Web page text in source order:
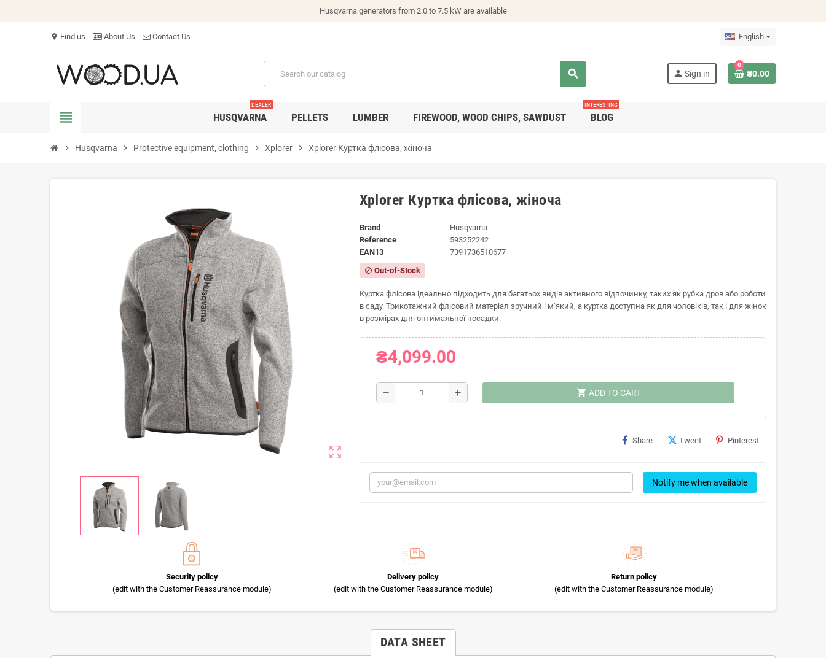
Husqvarna generators from 2.0 to 7.5 kW are available
location_on Find us About Us Contact Us English
search person Sign in
0
₴0.00
view_headline HUSQVARNA
DEALER
PELLETS LUMBER FIREWOOD, WOOD CHIPS, SAWDUST BLOG
INTERESTING
chevron_right Husqvarna chevron_right Protective equipment, clothing chevron_right Xplorer chevron_right Xplorer Куртка флісова, жіноча
zoom_out_map
Xplorer Куртка флісова, жіноча
Brand
Husqvarna
Reference
593252242
EAN13
7391736510677
block Out-of-Stock
Куртка флісова ідеально підходить для багатьох видів активного відпочинку, таких як рубка дров або роботи
в саду. Трикотажний флісовий матеріал зручний і м’який, а куртка доступна як для чоловіків, так і для жінок
в розмірах для оптимальної посадки.
₴4,099.00
remove add shopping_cart ADD TO CART
Share Tweet Pinterest
Notify me when available
Security policy
(edit with the Customer Reassurance module)
Delivery policy
(edit with the Customer Reassurance module)
Return policy
(edit with the Customer Reassurance module)
DATA SHEET